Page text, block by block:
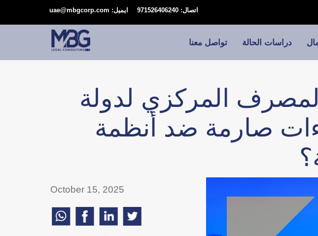
اتصال: 971526406240 ايميل: uae@mbgcorp.com
تواصل معنا دراسات الحالة
المصرف المركزي لدولة
صارمة ضد أنظمة
October 15, 2025